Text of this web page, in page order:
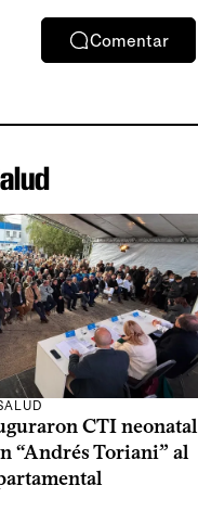
Comentar
CTI neonatal
“Andrés Toriani” al